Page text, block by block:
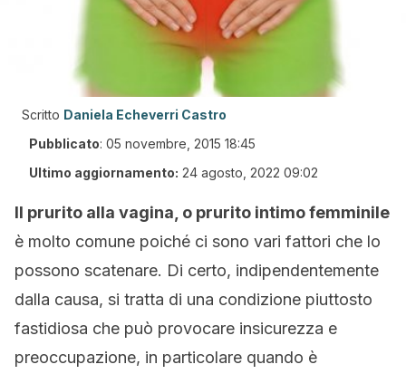
Scritto Daniela Echeverri Castro
Pubblicato: 05 novembre, 2015 18:45
Ultimo aggiornamento: 24 agosto, 2022 09:02
Il prurito alla vagina, o prurito intimo femminile
è molto comune poiché ci sono vari fattori che lo
possono scatenare. Di certo, indipendentemente
dalla causa, si tratta di una condizione piuttosto
fastidiosa che può provocare insicurezza e
preoccupazione, in particolare quando è